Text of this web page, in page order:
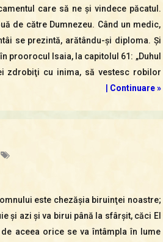
care să ne şi vindece păcatul.
de către Dumnezeu. Când un medic,
se prezintă, arătându-şi diploma. Şi
proorocul Isaia, la capitolul 61: „Duhul
zdrobiţi cu inima, să vestesc robilor
Continuare »
este chezăşia biruinţei noastre;
şi azi şi va birui până la sfârşit, căci El
aceea orice se va întâmpla în lume